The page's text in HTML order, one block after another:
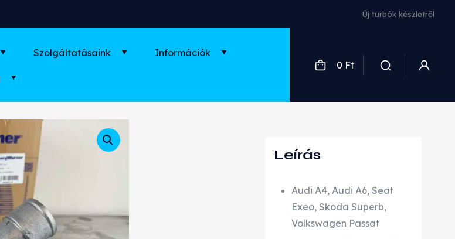
Új turbók készletről
Szolgáltatásaink Információk
0 Ft
Leírás
Audi A4, Audi A6, Seat
Exeo, Skoda Superb,
Volkswagen Passat